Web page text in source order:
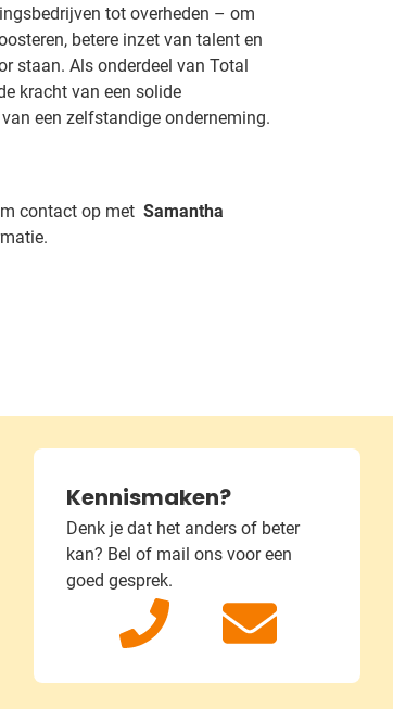
tot overheden – om
betere inzet van talent en
staan. Als onderdeel van Total
kracht van een solide
een zelfstandige onderneming.
contact op met Samantha
Kennismaken?
Denk je dat het anders of beter
kan? Bel of mail ons voor een
goed gesprek.